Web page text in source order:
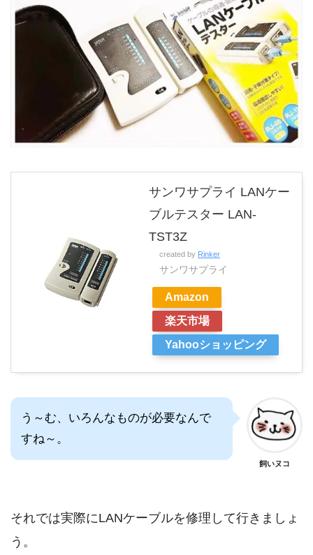
サンワサプライ LANケー
ブルテスター LAN-
TST3Z
created by Rinker
サンワサプライ
Amazon
楽天市場
Yahooショッピング
う～む、いろんなものが必要なんで
すね～。
飼いヌコ
それでは実際にLANケーブルを修理して行きましょ
う。